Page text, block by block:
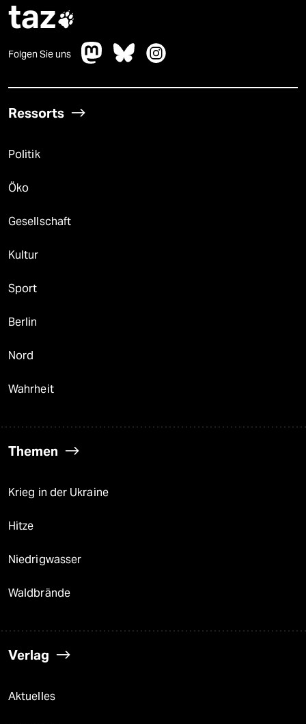
taz
Folgen Sie uns
Ressorts
Politik
Öko
Gesellschaft
Kultur
Sport
Berlin
Nord
Wahrheit
Themen
Krieg in der Ukraine
Hitze
Niedrigwasser
Waldbrände
Verlag
Aktuelles